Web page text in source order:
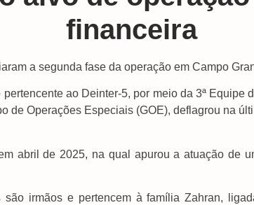
financeira
a segunda fase da operação em Campo
ao Deinter-5, por meio da 3ª Equipe
de Operações Especiais (GOE), deflagrou na
abril de 2025, na qual apurou a atuação de
são irmãos e pertencem à família Zahran,